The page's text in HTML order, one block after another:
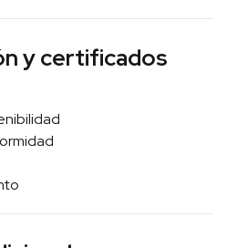
y certificados